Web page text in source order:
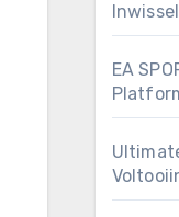
EA